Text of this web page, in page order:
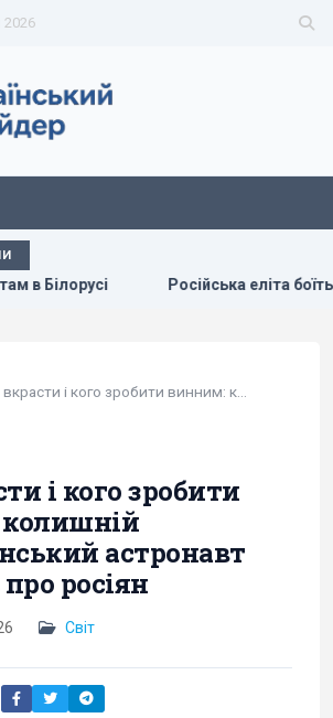
2026
Російська еліта боїться ФСБ, яка
і кого зробити
астронавт
росіян
Світ